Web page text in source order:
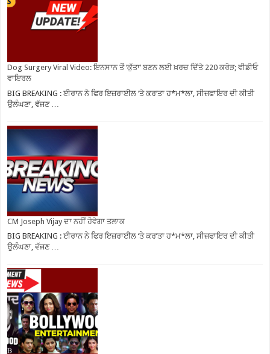
Dog Surgery Viral Video: ਇਨਸਾਨ ਤੋਂ ‘ਕੁੱਤਾ’ ਬਣਨ ਲਈ ਖ਼ਰਚ ਦਿੱਤੇ 220 ਕਰੋੜ; ਵੀਡੀਓ
ਵਾਇਰਲ
BIG BREAKING : ਈਰਾਨ ਨੇ ਫਿਰ ਇਜ਼ਰਾਈਲ ‘ਤੇ ਕਰ’ਤਾ ਹ*ਮ*ਲਾ, ਸੀਜ਼ਫਾਇਰ ਦੀ ਕੀਤੀ
ਉਲੰਘਣਾ, ਵੱਜਣ …
CM Joseph Vijay ਦਾ ਨਹੀਂ ਹੋਵੇਗਾ ਤਲਾਕ
BIG BREAKING : ਈਰਾਨ ਨੇ ਫਿਰ ਇਜ਼ਰਾਈਲ ‘ਤੇ ਕਰ’ਤਾ ਹ*ਮ*ਲਾ, ਸੀਜ਼ਫਾਇਰ ਦੀ ਕੀਤੀ
ਉਲੰਘਣਾ, ਵੱਜਣ …